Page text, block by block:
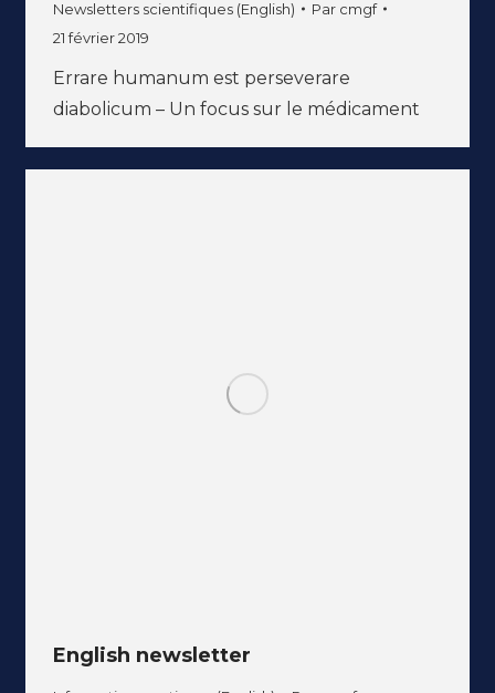
Newsletters scientifiques (English) Par cmgf
21 février 2019
Errare humanum est perseverare
diabolicum – Un focus sur le médicament
English newsletter